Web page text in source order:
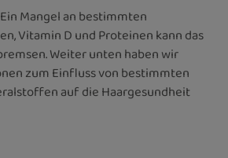
Mangel an bestimmten
Vitamin D und Proteinen kann das
Weiter unten haben wir
zum Einfluss von bestimmten
auf die Haargesundheit